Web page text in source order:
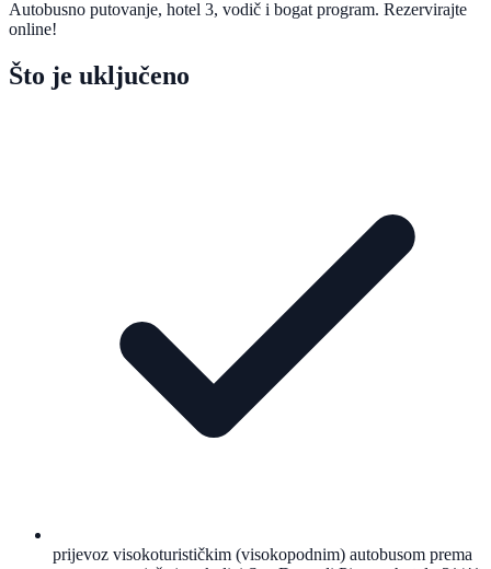
Autobusno putovanje, hotel 3, vodič i bogat program. Rezervirajte
online!
Što je uključeno
prijevoz visokoturističkim (visokopodnim) autobusom prema